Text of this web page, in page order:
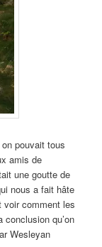
pouvait tous
amis de
une goutte de
nous a fait hâte
voir comment les
qu’on
Wesleyan